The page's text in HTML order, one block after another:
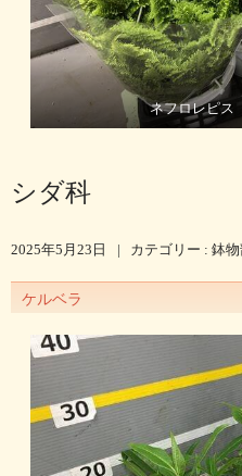
ネフロレピス
シダ科
2025年5月23日 | カテゴリー : 鉢
ケルベラ